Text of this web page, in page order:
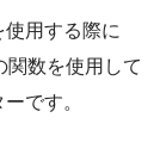
用する際に
関数を使用して
です。